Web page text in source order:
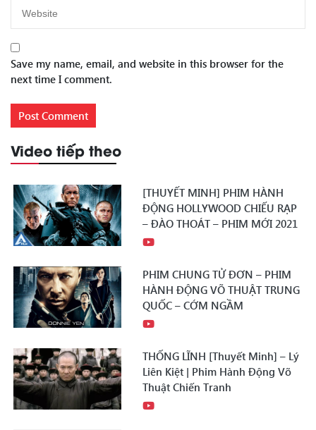
Save my name, email, and website in this browser for the
next time I comment.
Video tiếp theo
[THUYẾT MINH] PHIM HÀNH
ĐỘNG HOLLYWOOD CHIẾU RẠP
– ĐÀO THOÁT – PHIM MỚI 2021
PHIM CHUNG TỬ ĐƠN – PHIM
HÀNH ĐỘNG VÕ THUẬT TRUNG
QUỐC – CỚM NGẦM
THỐNG LĨNH [Thuyết Minh] – Lý
Liên Kiệt | Phim Hành Động Võ
Thuật Chiến Tranh